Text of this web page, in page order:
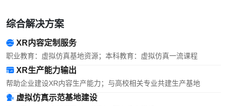
综合解决方案
XR内容定制服务
职业教育：虚拟仿真基地资源；本科教育：虚拟仿真一流课程
XR生产能力输出
帮助企业建设XR内容生产能力；与高校相关专业共建生产基地
虚拟仿真示范基地建设